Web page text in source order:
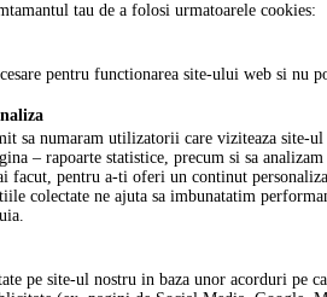
tau de a folosi urmatoarele cookies:
pentru functionarea site-ului web si nu
sa numaram utilizatorii care viziteaza site-ul
– rapoarte statistice, precum si sa
facut, pentru a-ti oferi un continut
colectate ne ajuta sa imbunatatim
pe site-ul nostru in baza unor acorduri pe